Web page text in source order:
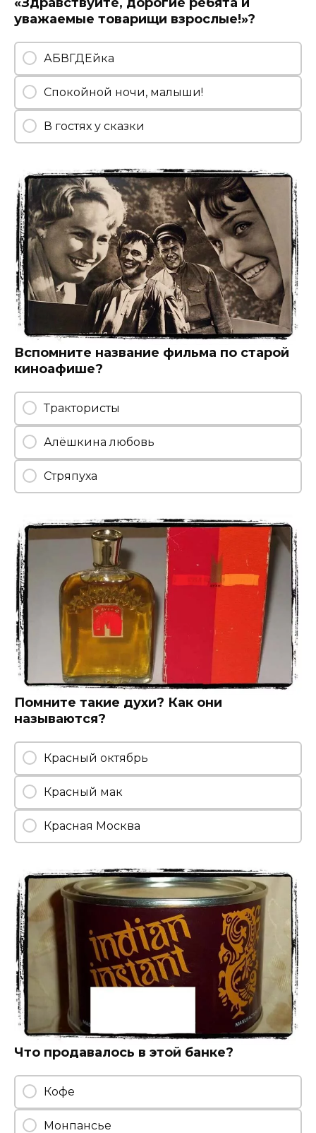
уважаемые товарищи взрослые!»?
АБВГДЕйка
Спокойной ночи, малыши!
В гостях у сказки
Вспомните название фильма по старой
киноафише?
Трактористы
Алёшкина любовь
Стряпуха
Помните такие духи? Как они
называются?
Красный октябрь
Красный мак
Красная Москва
Что продавалось в этой банке?
Кофе
Монпансье